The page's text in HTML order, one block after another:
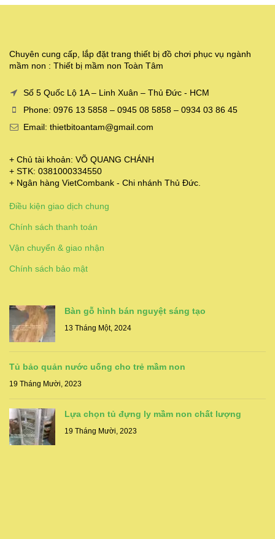
Chuyên cung cấp, lắp đặt trang thiết bị đồ chơi phục vụ ngành
mầm non : Thiết bị mầm non Toàn Tâm
Số 5 Quốc Lộ 1A – Linh Xuân – Thủ Đức - HCM
Phone: 0976 13 5858 – 0945 08 5858 – 0934 03 86 45
Email: thietbitoantam@gmail.com
+ Chủ tài khoản: VÕ QUANG CHÁNH
+ STK: 0381000334550
+ Ngân hàng VietCombank - Chi nhánh Thủ Đức.
Điều kiện giao dịch chung
Chính sách thanh toán
Vận chuyển & giao nhận
Chính sách bảo mật
Bàn gỗ hình bán nguyệt sáng tạo
13 Tháng Một, 2024
Tủ bảo quản nước uống cho trẻ mầm non
19 Tháng Mười, 2023
Lựa chọn tủ đựng ly mầm non chất lượng
19 Tháng Mười, 2023